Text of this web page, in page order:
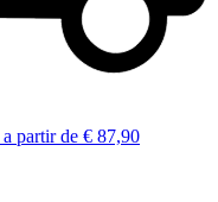
a partir de € 87,90